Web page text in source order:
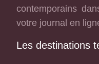
contemporains
votre journal en
Les destinations